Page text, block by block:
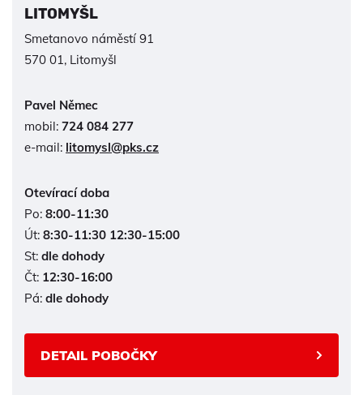
LITOMYŠL
Smetanovo náměstí 91
570 01, Litomyšl
Pavel Němec
mobil: 724 084 277
e-mail: litomysl@pks.cz
Otevírací doba
Po: 8:00-11:30
Út: 8:30-11:30 12:30-15:00
St: dle dohody
Čt: 12:30-16:00
Pá: dle dohody
DETAIL POBOČKY